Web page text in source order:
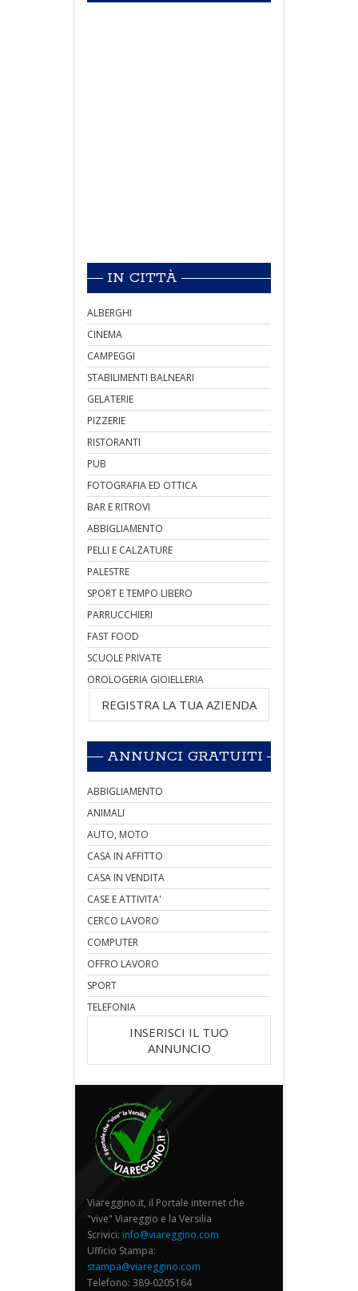
IN CITTÀ
ALBERGHI
CINEMA
CAMPEGGI
STABILIMENTI BALNEARI
GELATERIE
PIZZERIE
RISTORANTI
PUB
FOTOGRAFIA ED OTTICA
BAR E RITROVI
ABBIGLIAMENTO
PELLI E CALZATURE
PALESTRE
SPORT E TEMPO LIBERO
PARRUCCHIERI
FAST FOOD
SCUOLE PRIVATE
OROLOGERIA GIOIELLERIA
REGISTRA LA TUA AZIENDA
ANNUNCI GRATUITI
ABBIGLIAMENTO
ANIMALI
AUTO, MOTO
CASA IN AFFITTO
CASA IN VENDITA
CASE E ATTIVITA'
CERCO LAVORO
COMPUTER
OFFRO LAVORO
SPORT
TELEFONIA
INSERISCI IL TUO
ANNUNCIO
Viareggino.it, il Portale internet che
"vive" Viareggio e la Versilia
Scrivici: info@viareggino.com
Ufficio Stampa:
stampa@viareggino.com
Telefono: 389-0205164